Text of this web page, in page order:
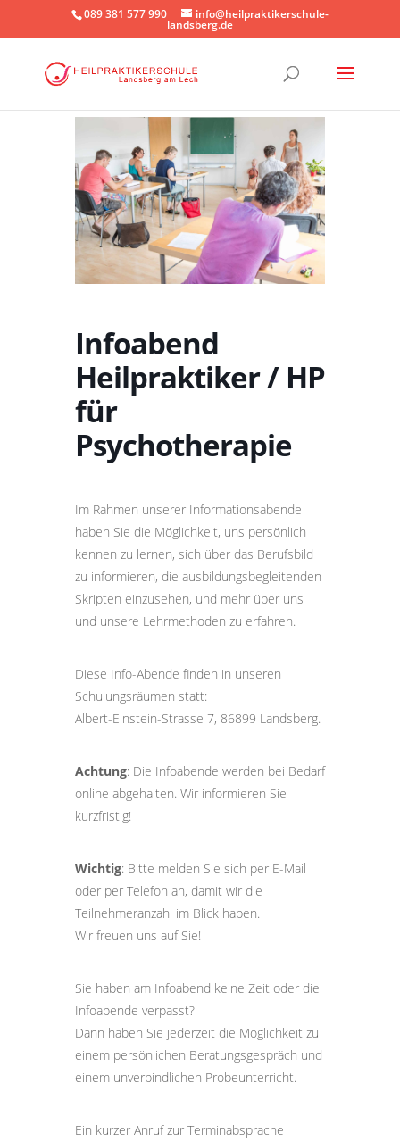
089 381 577 990 info@heilpraktikerschule-
landsberg.de
Infoabend
Heilpraktiker / HP
für
Psychotherapie
Im Rahmen unserer Informationsabende
haben Sie die Möglichkeit, uns persönlich
kennen zu lernen, sich über das Berufsbild
zu informieren, die ausbildungsbegleitenden
Skripten einzusehen, und mehr über uns
und unsere Lehrmethoden zu erfahren.
Diese Info-Abende finden in unseren
Schulungsräumen statt:
Albert-Einstein-Strasse 7, 86899 Landsberg.
Achtung: Die Infoabende werden bei Bedarf
online abgehalten. Wir informieren Sie
kurzfristig!
Wichtig: Bitte melden Sie sich per E-Mail
oder per Telefon an, damit wir die
Teilnehmeranzahl im Blick haben.
Wir freuen uns auf Sie!
Sie haben am Infoabend keine Zeit oder die
Infoabende verpasst?
Dann haben Sie jederzeit die Möglichkeit zu
einem persönlichen Beratungsgespräch und
einem unverbindlichen Probeunterricht.
Ein kurzer Anruf zur Terminabsprache